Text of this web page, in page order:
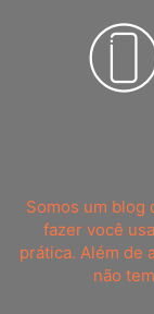
Somos um blog
fazer você
prática. Além de
não